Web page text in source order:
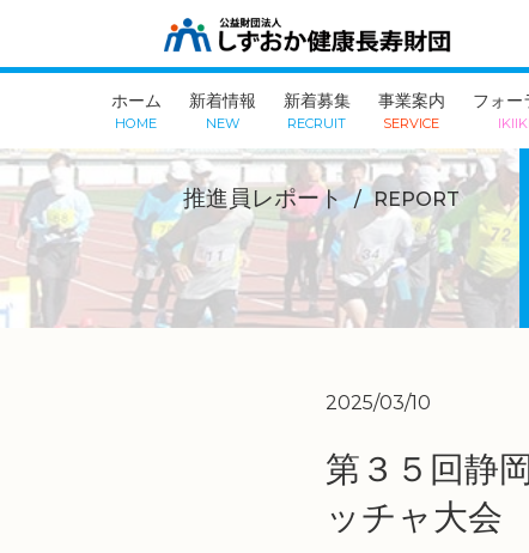
ホーム
HOME
新着情報
NEW
新着募集
RECRUIT
事業案内
SERVICE
フォー
推進員レポート REPORT
2025/03/10
第３５回静
ッチャ大会